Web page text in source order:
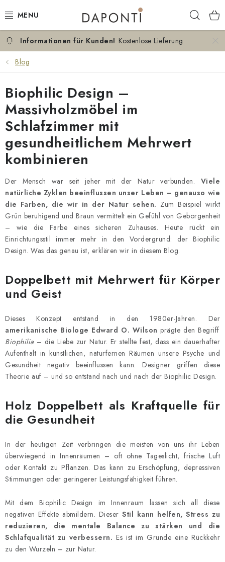
Inhalt
DOPPELBETTEN
EINZELBETTEN
NACHTTISCHE
SCHLAFZIMMER KOMMODEN
KONTAKT
ZERTIFIKATE
Geschäftsbewertung Blog
Lieferung
Allgemeine Geschäftsbedingungen
Datenschutzerklärung
Zahlungsmethoden auf unserer Website
Zertifikate
Impressum
Kostenlose Lieferung
Blog
Biophilic Design –
Massivholzmöbel im
Schlafzimmer mit
gesundheitlichem Mehrwert
kombinieren
Der Mensch war seit jeher mit der Natur verbunden. Viele
natürliche Zyklen beeinflussen unser Leben – genauso wie
die Farben, die wir in der Natur sehen. Zum Beispiel wirkt
Grün beruhigend und Braun vermittelt ein Gefühl von Geborgenheit
– wie die Farbe eines sicheren Zuhauses. Heute rückt ein
Einrichtungsstil immer mehr in den Vordergrund: der Biophilic
Design. Was das genau ist, erklären wir in diesem Blog.
Doppelbett mit Mehrwert für Körper
und Geist
Dieses Konzept entstand in den 1980er-Jahren. Der
amerikanische Biologe Edward O. Wilsonprägte den Begriff
Biophilia – die Liebe zur Natur. Er stellte fest, dass ein dauerhafter
Aufenthalt in künstlichen, naturfernen Räumen unsere Psyche und
Gesundheit negativ beeinflussen kann. Designer griffen diese
Theorie auf – und so entstand nach und nach der Biophilic Design.
Holz Doppelbett als Kraftquelle für
die Gesundheit
In der heutigen Zeit verbringen die meisten von uns ihr Leben
überwiegend in Innenräumen – oft ohne Tageslicht, frische Luft
oder Kontakt zu Pflanzen. Das kann zu Erschöpfung, depressiven
Stimmungen oder geringerer Leistungsfähigkeit führen.
Mit dem Biophilic Design im Innenraum lassen sich all diese
negativen Effekte abmildern. DieserStil kann helfen, Stress zu
reduzieren, die mentale Balance zu stärken und die
Schlafqualität zu verbessern.Es ist im Grunde eine Rückkehr
zu den Wurzeln – zur Natur.